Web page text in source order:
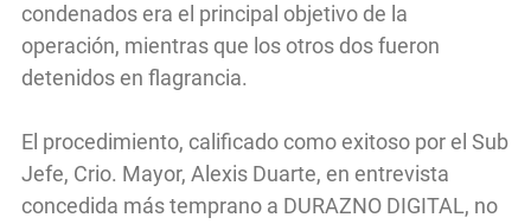
condenados era el principal objetivo de la
operación, mientras que los otros dos fueron
detenidos en flagrancia.
El procedimiento, calificado como exitoso por el Sub
Jefe, Crio. Mayor, Alexis Duarte, en entrevista
concedida más temprano a DURAZNO DIGITAL, no